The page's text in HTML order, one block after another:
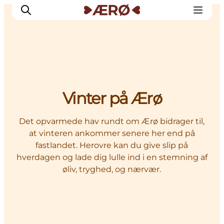
Spisesteder
Events
Planlæg ferien
Vinter på Ærø
Det opvarmede hav rundt om Ærø bidrager til,
at vinteren ankommer senere her end på
fastlandet. Herovre kan du give slip på
hverdagen og lade dig lulle ind i en stemning af
øliv, tryghed, og nærvær.